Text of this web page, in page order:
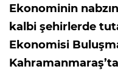
Ekonominin
kalbi şehirlerde
Ekonomisi